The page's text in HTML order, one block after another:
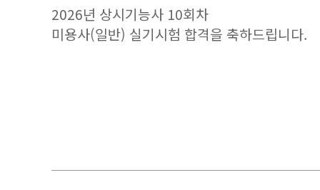
2026년 상시기능사 10회차
미용사(일반) 실기시험 합격을 축하드립니다.